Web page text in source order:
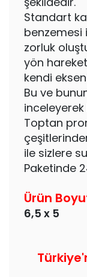
Standart
benzemesi
zorluk
yön
kendi
Bu ve
Toptan
ile sizlere
Paketinde
Ürün
6,5 x 5